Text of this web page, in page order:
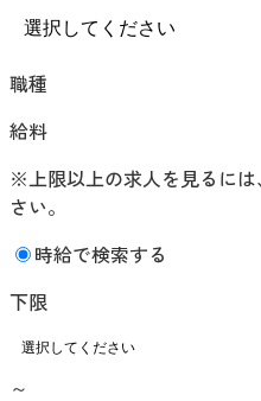
職種
給料
※上限以上の求人を見るに
さい。
時給で検索する
下限
～